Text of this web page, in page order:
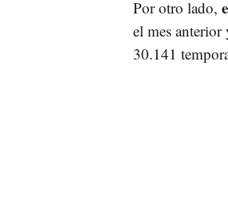
Por otro lado,
el mes
30.141